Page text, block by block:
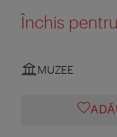
Închis
MUZEE